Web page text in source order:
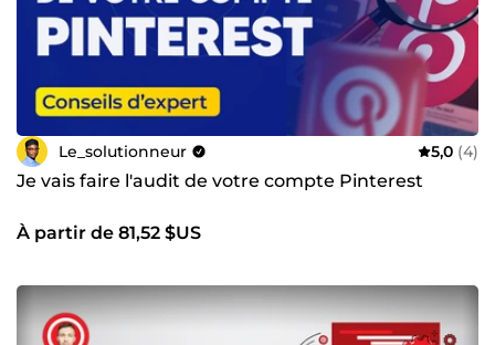
Le_solutionneur 5,0 (4)
Je vais faire l'audit de votre compte Pinterest
À partir de 81,52 $US